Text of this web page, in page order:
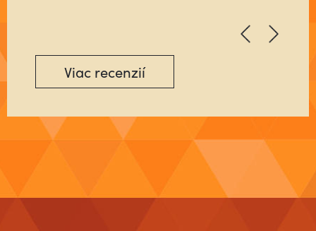
Viac recenzií